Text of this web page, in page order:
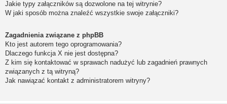
Jakie typy załączników są dozwolone na tej witrynie?
W jaki sposób można znaleźć wszystkie swoje załączniki?
Zagadnienia związane z phpBB
Kto jest autorem tego oprogramowania?
Dlaczego funkcja X nie jest dostępna?
Z kim się kontaktować w sprawach nadużyć lub zagadnień prawnych
związanych z tą witryną?
Jak nawiązać kontakt z administratorem witryny?